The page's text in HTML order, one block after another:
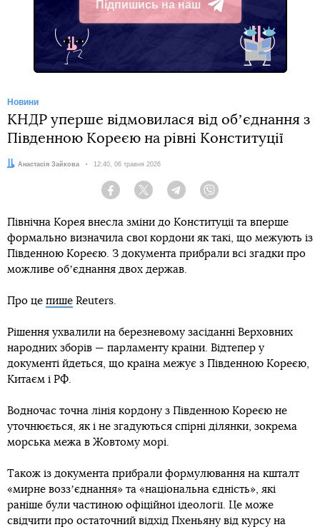
Підпишись на наш
Telegram
Новини
КНДР уперше відмовилася від обʼєднання з
Південною Кореєю на рівні Конституції
Автор:
Анастасія Зайкова Дата:
12:40, 06 травня 2026
Facebook Twitter Telegram
Північна Корея внесла зміни до Конституції та вперше
формально визначила свої кордони як такі, що межують із
Південною Кореєю. З документа прибрали всі згадки про
можливе обʼєднання двох держав.
Про це пише Reuters.
Рішення ухвалили на березневому засіданні Верховних
народних зборів — парламенту країни. Відтепер у
документі йдеться, що країна межує з Південною Кореєю,
Китаєм і РФ.
Водночас точна лінія кордону з Південною Кореєю не
уточнюється, як і не згадуються спірні ділянки, зокрема
морська межа в Жовтому морі.
Також із документа прибрали формулювання на кшталт
«мирне воззʼєднання» та «національна єдність», які
раніше були частиною офіційної ідеології. Це може
свідчити про остаточний відхід Пхеньяну від курсу на